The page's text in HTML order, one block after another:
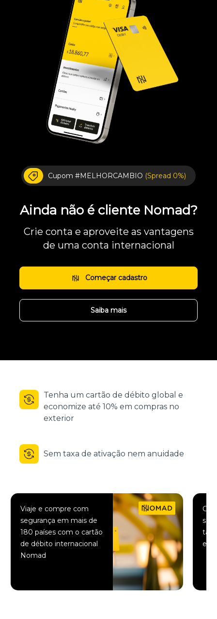
Cupom #MELHORCAMBIO (Spread 0%)
Ainda não é cliente Nomad?
Crie conta e aproveite as vantagens
de uma conta internacional
Começar cadastro
Saiba mais
Tenha um cartão de débito global e
economize até 10% em compras no
exterior
Sem taxa de ativação nem anuidade
Viaje e compre com
segurança em mais de
180 países com o cartão
de débito internacional
Nomad